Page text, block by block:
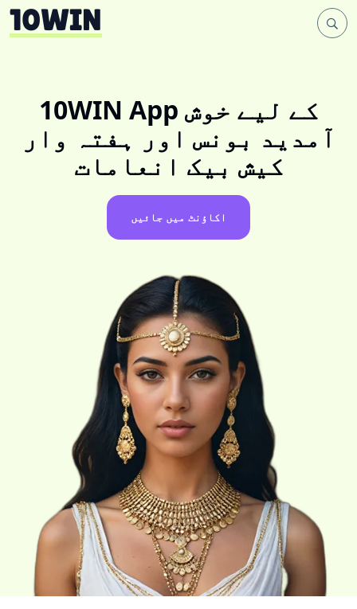
10WIN App کے لیے خوش
آمدید بونس اور ہفتہ وار
کیش بیک انعامات
اکاؤنٹ میں جائیں